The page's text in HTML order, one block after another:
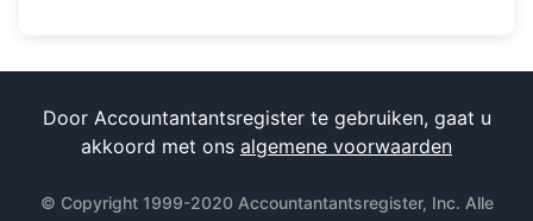
Door Accountantantsregister te gebruiken, gaat u
akkoord met ons algemene voorwaarden
© Copyright 1999-2020 Accountantantsregister, Inc. Alle